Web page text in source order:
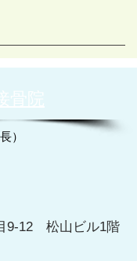
骨院
）
9-12 松山ビル1階